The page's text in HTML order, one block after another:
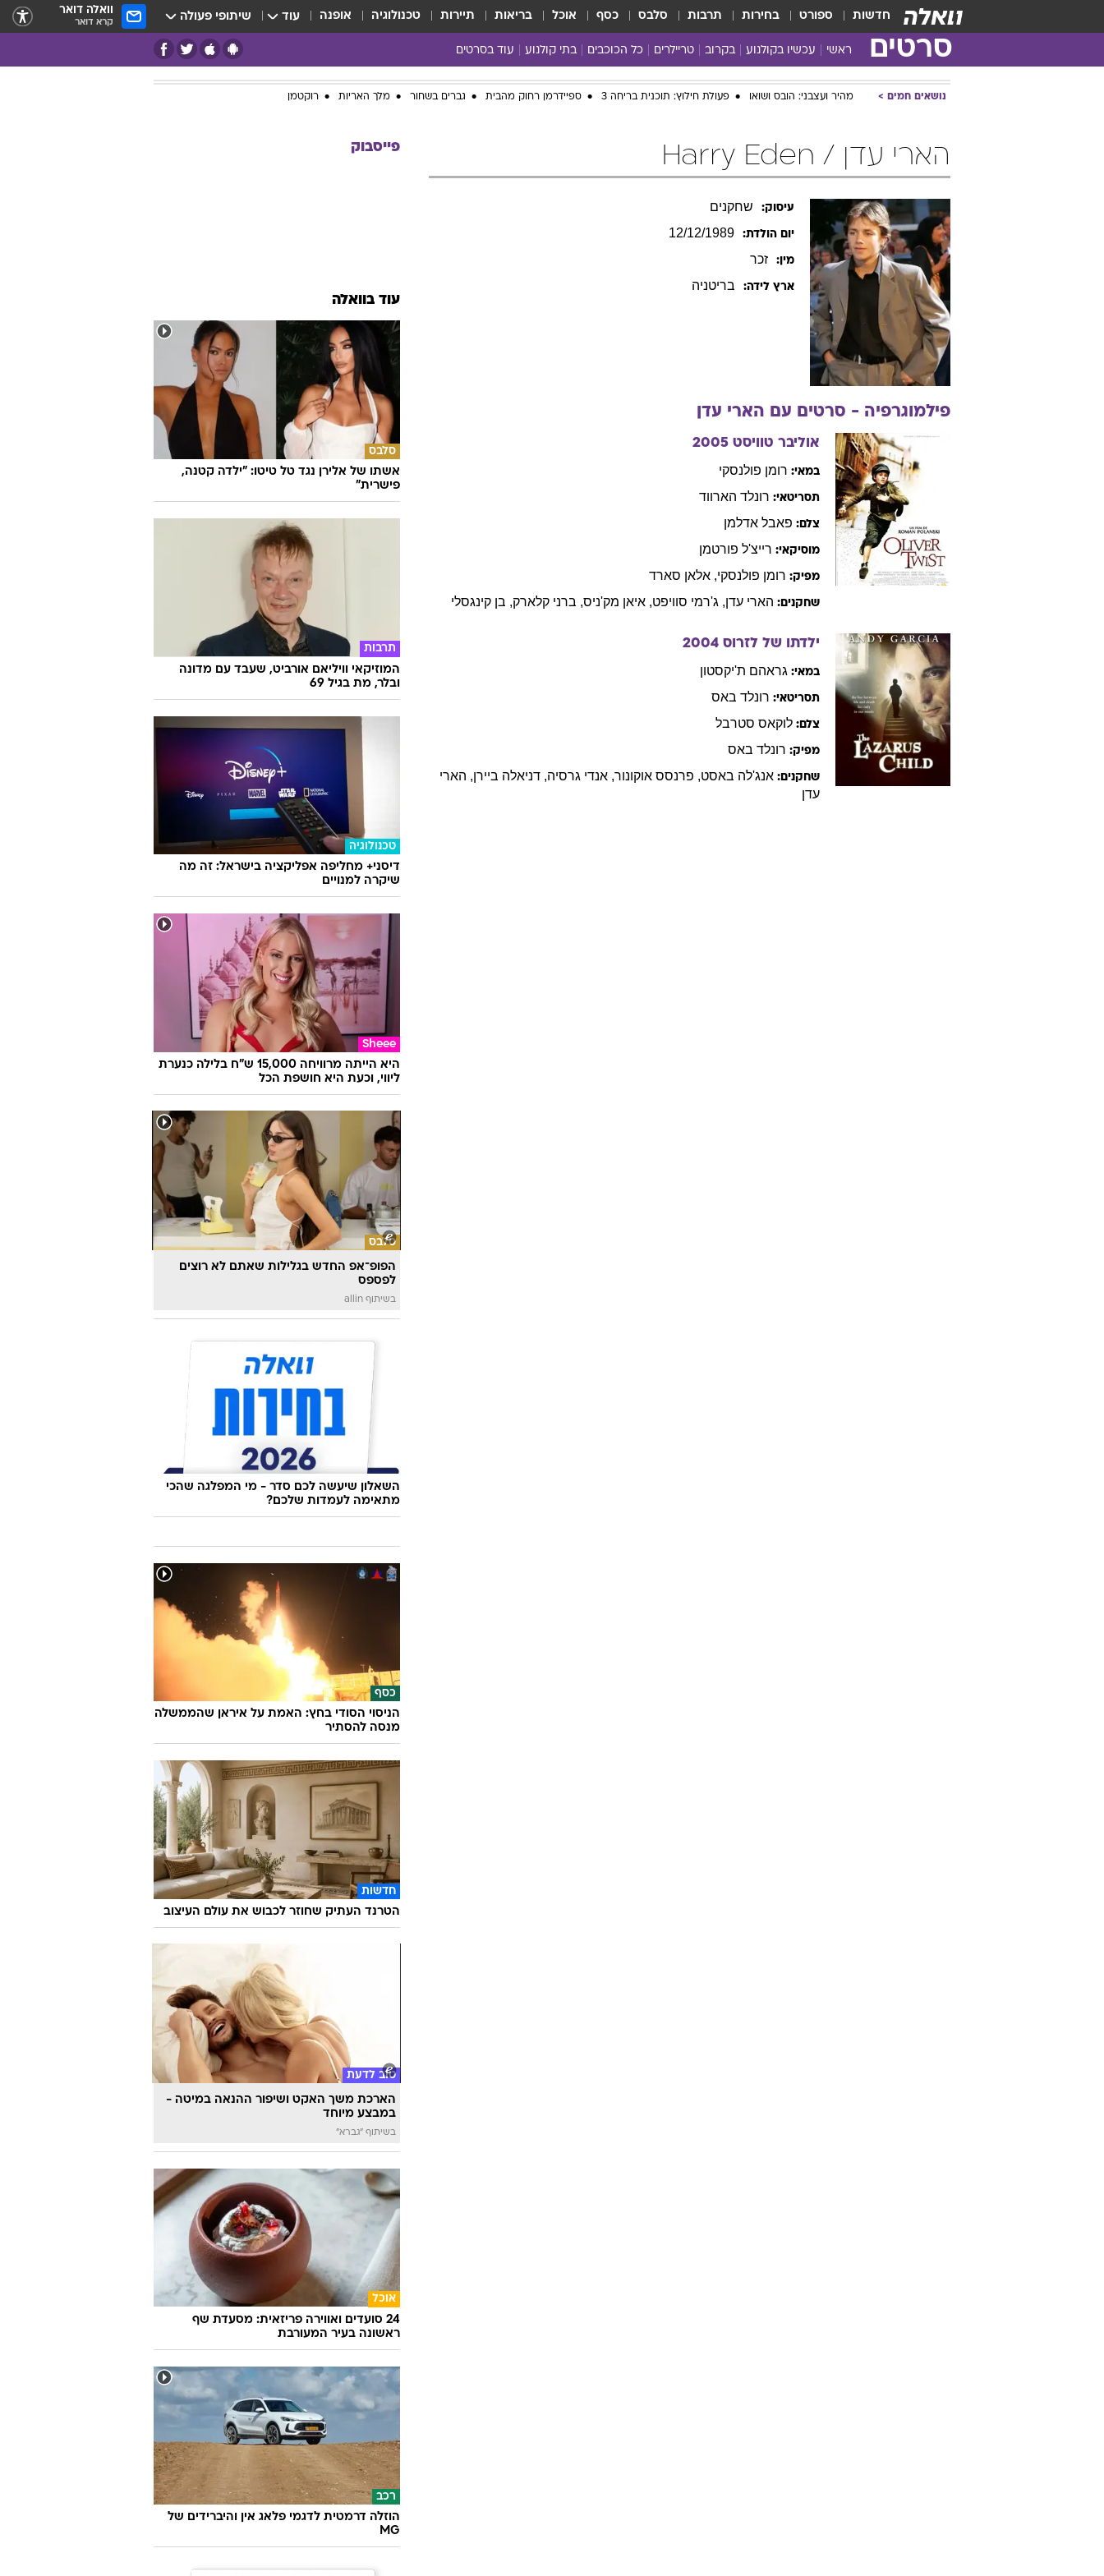
חדשות ספורט בחירות תרבות סלבס כסף אוכל בריאות תיירות טכנולוגיה אופנה עוד שיתופי פעולה וואלה דואר
קרא דואר
סרטים ראשי עכשיו בקולנוע בקרוב טריילרים כל הכוכבים בתי קולנוע עוד בסרטים
כל הסרטים
נושאים חמים מהיר ועצבני: הובס ושואו פעולת חילוץ: תוכנית בריחה 3 ספיידרמן רחוק מהבית גברים בשחור מלך האריות רוקטמן
הארי עדן / Harry Eden
עיסוק: שחקנים
יום הולדת: 12/12/1989
מין: זכר
ארץ לידה: בריטניה
פילמוגרפיה - סרטים עם הארי עדן
אוליבר טוויסט 2005
במאי: רומן פולנסקי
תסריטאי: רונלד הארווד
צלם: פאבל אדלמן
מוסיקאי: רייצ'ל פורטמן
מפיק: רומן פולנסקי, אלאן סארד
שחקנים: הארי עדן, ג'רמי סוויפט, איאן מק'ניס, ברני קלארק, בן קינגסלי
ילדתו של לזרוס 2004
במאי: גראהם ת'יקסטון
תסריטאי: רונלד באס
צלם: לוקאס סטרבל
מפיק: רונלד באס
שחקנים: אנג'לה באסט, פרנסס אוקונור, אנדי גרסיה, דניאלה ביירן, הארי
עדן
פייסבוק
עוד בוואלה
סלבס
אשתו של אלירן נגד טל טיטו: "ילדה קטנה,
פישרית"
תרבות
המוזיקאי וויליאם אורביט, שעבד עם מדונה
ובלר, מת בגיל 69
טכנולוגיה
דיסני+ מחליפה אפליקציה בישראל: זה מה
שיקרה למנויים
Sheee
היא הייתה מרוויחה 15,000 ש"ח בלילה כנערת
ליווי, וכעת היא חושפת הכל
סלבס
הפופ־אפ החדש בגלילות שאתם לא רוצים
לפספס
בשיתוף allin
השאלון שיעשה לכם סדר - מי המפלגה שהכי
מתאימה לעמדות שלכם?
כסף
הניסוי הסודי בחץ: האמת על איראן שהממשלה
מנסה להסתיר
חדשות
הטרנד העתיק שחוזר לכבוש את עולם העיצוב
טוב לדעת
הארכת משך האקט ושיפור ההנאה במיטה -
במבצע מיוחד
בשיתוף "גברא"
אוכל
24 סועדים ואווירה פריזאית: מסעדת שף
ראשונה בעיר המעורבת
רכב
הוזלה דרמטית לדגמי פלאג אין והיברידים של
MG